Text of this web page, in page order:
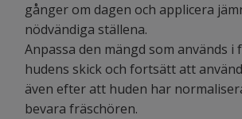
gånger om dagen och applicera
nödvändiga ställena.
Anpassa den mängd som används i
hudens skick och fortsätt att
även efter att huden har
bevara fräschören.